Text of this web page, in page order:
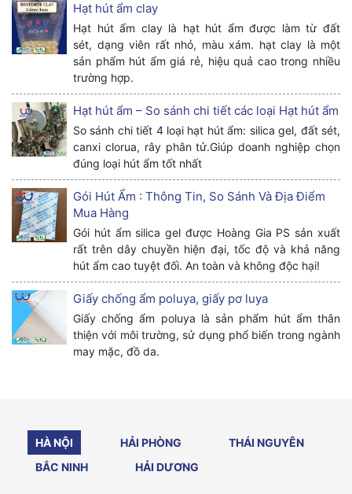
Hạt hút ẩm clay
Hạt hút ẩm clay là hạt hút ẩm được làm từ đất
sét, dạng viên rất nhỏ, màu xám. hạt clay là một
sản phẩm hút ẩm giá rẻ, hiệu quả cao trong nhiều
trường hợp.
Hạt hút ẩm – So sánh chi tiết các loại Hạt hút ẩm
So sánh chi tiết 4 loại hạt hút ẩm: silica gel, đất sét,
canxi clorua, rây phân tử.Giúp doanh nghiệp chọn
đúng loại hút ẩm tốt nhất
Gói Hút Ẩm : Thông Tin, So Sánh Và Địa Điểm
Mua Hàng
Gói hút ẩm silica gel được Hoàng Gia PS sản xuất
rất trên dây chuyền hiện đại, tốc độ và khả năng
hút ẩm cao tuyệt đối. An toàn và không độc hại!
Giấy chống ẩm poluya, giấy pơ luya
Giấy chống ẩm poluya là sản phẩm hút ẩm thân
thiện với môi trường, sử dụng phổ biến trong ngành
may mặc, đồ da.
HÀ NỘI HẢI PHÒNG
THÁI NGUYÊN
BẮC NINH
HẢI DƯƠNG